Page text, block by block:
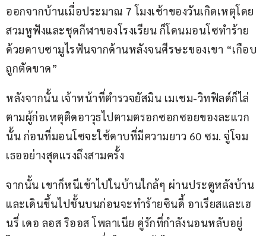
ออกจากบ้านเมื่อประมาณ 7 โมงเช้าของวันเกิดเหตุโดย
สวมหูฟังและชุดกีฬาของโรงเรียน ก็โดนมอนโซทำร้าย
ด้วยดาบซามูไรฟันจากด้านหลังจนศีรษะของเขา “เกือบ
ถูกตัดขาด”
หลังจากนั้น เจ้าหน้าที่ตำรวจยัสมิน เมเชม-วิทฟิลด์ก็ไล่
ตามผู้ก่อเหตุติดอาวุธไปตามตรอกซอกซอยของละแวก
นั้น ก่อนที่มอนโซจะใช้ดาบที่มีความยาว 60 ซม. จู่โจม
เธออย่างสุดแรงถึงสามครั้ง
จากนั้น เขาก็หนีเข้าไปในบ้านใกล้ๆ ผ่านประตูหลังบ้าน
และเดินขึ้นไปชั้นบนก่อนจะทำร้ายซินดี้ อาเรียสและเฮ
นรี่ เดอ ลอส ริออส โพลาเนีย คู่รักที่กำลังนอนหลับอยู่